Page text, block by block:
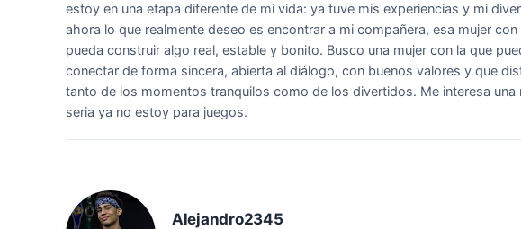
estoy en una etapa diferente de mi vida: ya tuve mis experiencias y mi
ahora lo que realmente deseo es encontrar a mi compañera, esa mujer con
pueda construir algo real, estable y bonito. Busco una mujer con la que
conectar de forma sincera, abierta al diálogo, con buenos valores y que
tanto de los momentos tranquilos como de los divertidos. Me interesa una
seria ya no estoy para juegos.
Alejandro2345